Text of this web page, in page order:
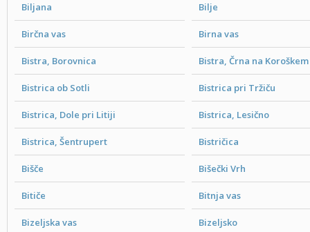
Biljana Bilje
Birčna vas Birna vas
Bistra, Borovnica Bistra, Črna na Koroškem
Bistrica ob Sotli Bistrica pri Tržiču
Bistrica, Dole pri Litiji Bistrica, Lesično
Bistrica, Šentrupert Bistričica
Bišče Bišečki Vrh
Bitiče Bitnja vas
Bizeljska vas Bizeljsko